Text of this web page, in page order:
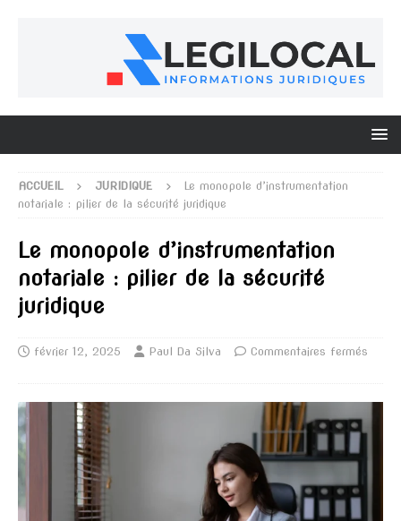
ACCUEIL JURIDIQUE
Le monopole d’instrumentation
notariale : pilier de la sécurité juridique
Le monopole d’instrumentation
notariale : pilier de la sécurité
juridique
février 12, 2025 Paul Da Silva Commentaires fermés